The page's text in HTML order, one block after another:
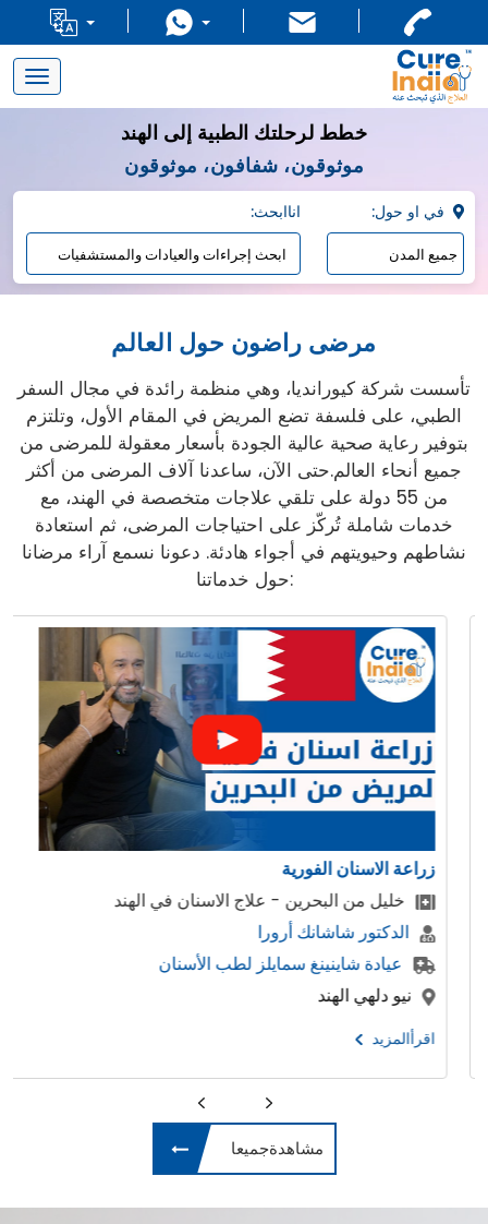
Toggle
navigation
خطط لرحلتك الطبية إلى الهند
موثوقون، شفافون، موثوقون
:اناابحث
مرضى راضون حول العالم
تأسست شركة كيورانديا، وهي منظمة رائدة في مجال السفر
الطبي، على فلسفة تضع المريض في المقام الأول، وتلتزم
بتوفير رعاية صحية عالية الجودة بأسعار معقولة للمرضى من
جميع أنحاء العالم.حتى الآن، ساعدنا آلاف المرضى من أكثر
من 55 دولة على تلقي علاجات متخصصة في الهند، مع
خدمات شاملة تُركّز على احتياجات المرضى، ثم استعادة
نشاطهم وحيويتهم في أجواء هادئة. دعونا نسمع آراء مرضانا
حول خدماتنا:
زراعة الاسنان الفورية
خليل من البحرين - علاج الاسنان في الهند
الدكتور شاشانك أرورا
عيادة شاينينغ سمايلز لطب الأسنان
نيو دلهي الهند
اقرأالمزيد
مشاهدةجميعا